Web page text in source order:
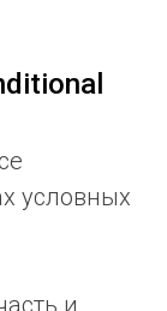
условных
и